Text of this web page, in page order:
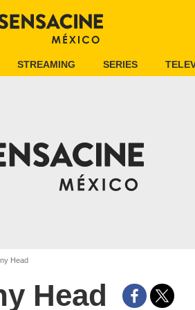
STREAMING SERIES
Head
Head